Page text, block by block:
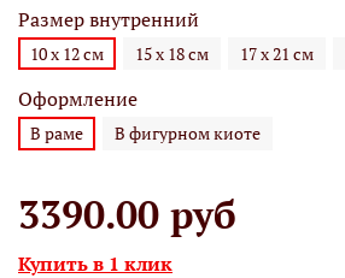
Размер внутренний
10 х 12 см 15 х 18 см 17 х 21 см
Оформление
В раме В фигурном киоте
3390.00 руб
Купить в 1 клик